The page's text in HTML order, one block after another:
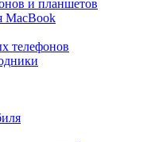
и планшетов
MacBook
телефонов